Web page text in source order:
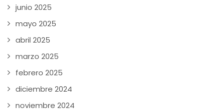
junio 2025
mayo 2025
abril 2025
marzo 2025
febrero 2025
diciembre 2024
noviembre 2024